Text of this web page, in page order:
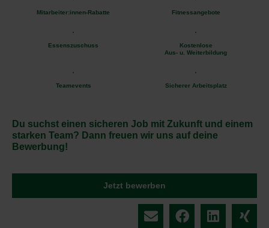
Mitarbeiter:innen-Rabatte Fitnessangebote
Essenszuschuss
Kostenlose
Aus- u. Weiterbildung
Teamevents Sicherer Arbeitsplatz
Du suchst einen sicheren Job mit Zukunft und einem
starken Team? Dann freuen wir uns auf deine
Bewerbung!
Jetzt bewerben